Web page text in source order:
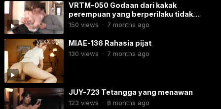
VRTM-050 Godaan dari kakak
perempuan yang berperilaku tidak
senonoh.
150 views · 7 months ago
MIAE-136 Rahasia pijat
130 views · 7 months ago
JUY-723​ Tetangga yang menawan
123 views · 8 months ago